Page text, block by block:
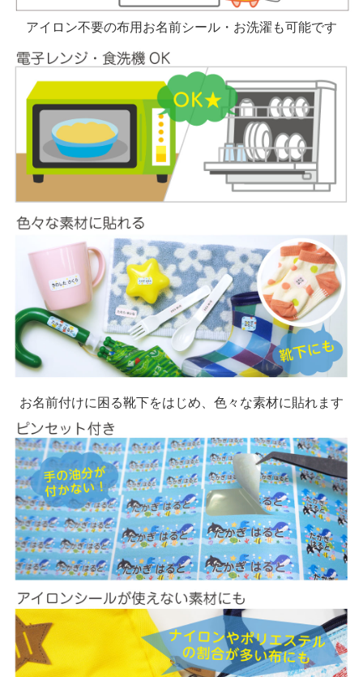
アイロン不要の布用お名前シール・お洗濯も可能です
お名前付けに困る靴下をはじめ、色々な素材に貼れます